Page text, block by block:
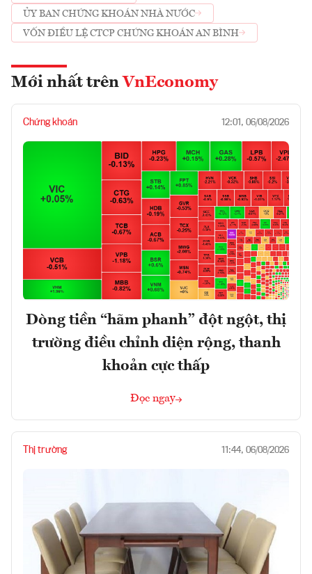
ỦY BAN CHỨNG KHOÁN NHÀ NƯỚC
VỐN ĐIỀU LỆ CTCP CHỨNG KHOÁN AN BÌNH
Mới nhất trên VnEconomy
Chứng khoán 12:01, 06/08/2026
Dòng tiền “hãm phanh” đột ngột, thị
trường điều chỉnh diện rộng, thanh
khoản cực thấp
Đọc ngay
Thị trường 11:44, 06/08/2026